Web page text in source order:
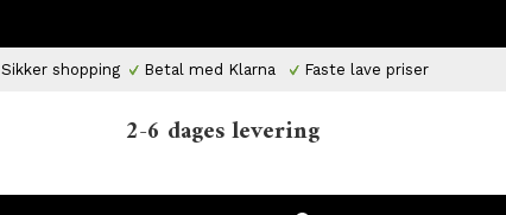
Sikker shopping Betal med Klarna Faste lave priser
2-6 dages levering